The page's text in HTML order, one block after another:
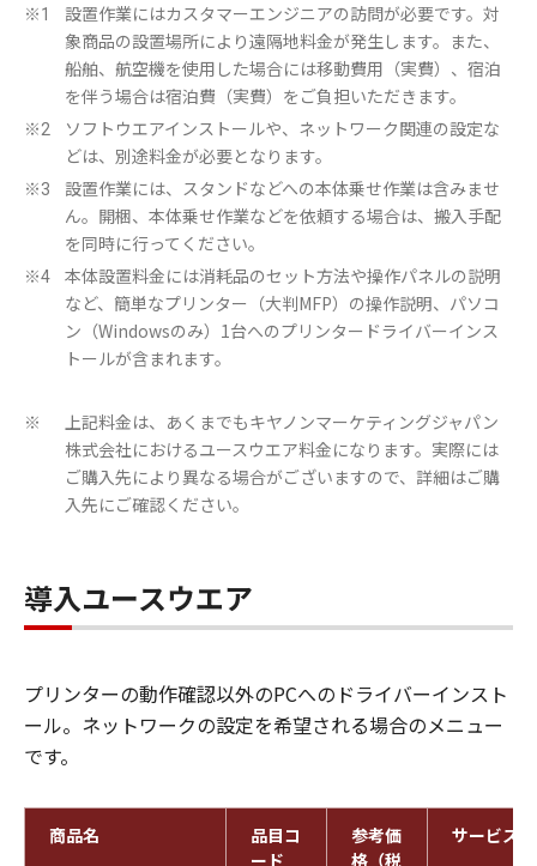
※1
設置作業にはカスタマーエンジニアの訪問が必要です。対
象商品の設置場所により遠隔地料金が発生します。また、
船舶、航空機を使用した場合には移動費用（実費）、宿泊
を伴う場合は宿泊費（実費）をご負担いただきます。
※2
ソフトウエアインストールや、ネットワーク関連の設定な
どは、別途料金が必要となります。
※3
設置作業には、スタンドなどへの本体乗せ作業は含みませ
ん。開梱、本体乗せ作業などを依頼する場合は、搬入手配
を同時に行ってください。
※4
本体設置料金には消耗品のセット方法や操作パネルの説明
など、簡単なプリンター（大判MFP）の操作説明、パソコ
ン（Windowsのみ）1台へのプリンタードライバーインス
トールが含まれます。
※
上記料金は、あくまでもキヤノンマーケティングジャパン
株式会社におけるユースウエア料金になります。実際には
ご購入先により異なる場合がございますので、詳細はご購
入先にご確認ください。
導入ユースウエア
プリンターの動作確認以外のPCへのドライバーインスト
ール。ネットワークの設定を希望される場合のメニュー
です。
商品名
品目コ
ード
参考価
格（税
サービス